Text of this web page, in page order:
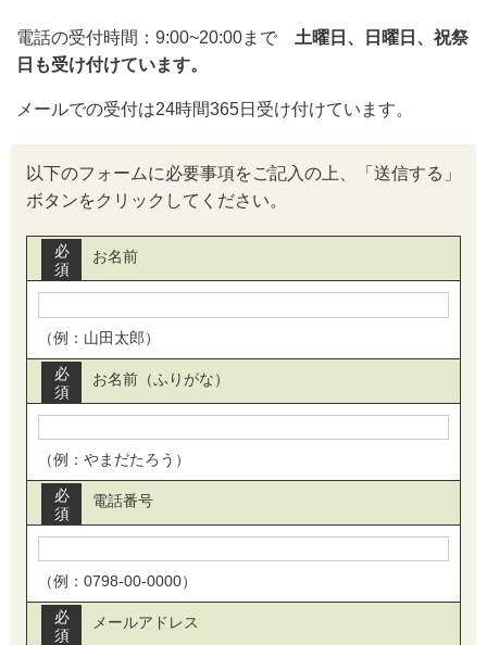
電話の受付時間：9:00~20:00まで 土曜日、日曜日、祝祭
日も受け付けています。
メールでの受付は24時間365日受け付けています。
以下のフォームに必要事項をご記入の上、「送信する」
ボタンをクリックしてください。
お名前
必
須
（例：山田太郎）
お名前（ふりがな）
必
須
（例：やまだたろう）
電話番号
必
須
（例：0798-00-0000）
メールアドレス
必
須